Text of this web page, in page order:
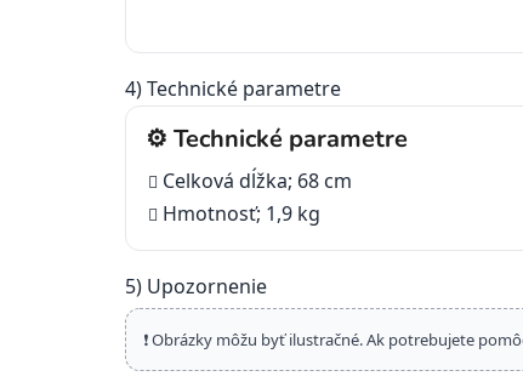
4) Technické parametre
⚙️ Technické parametre
Celková dĺžka; 68 cm
Hmotnosť; 1,9 kg
5) Upozornenie
❗ Obrázky môžu byť ilustračné. Ak potrebujete